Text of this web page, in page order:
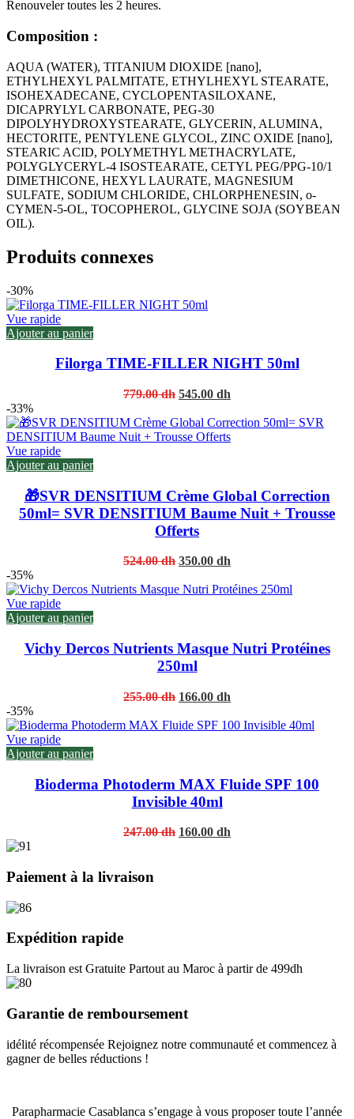
Renouveler toutes les 2 heures.
Composition :
AQUA (WATER), TITANIUM DIOXIDE [nano],
ETHYLHEXYL PALMITATE, ETHYLHEXYL STEARATE,
ISOHEXADECANE, CYCLOPENTASILOXANE,
DICAPRYLYL CARBONATE, PEG-30
DIPOLYHYDROXYSTEARATE, GLYCERIN, ALUMINA,
HECTORITE, PENTYLENE GLYCOL, ZINC OXIDE [nano],
STEARIC ACID, POLYMETHYL METHACRYLATE,
POLYGLYCERYL-4 ISOSTEARATE, CETYL PEG/PPG-10/1
DIMETHICONE, HEXYL LAURATE, MAGNESIUM
SULFATE, SODIUM CHLORIDE, CHLORPHENESIN, o-
CYMEN-5-OL, TOCOPHEROL, GLYCINE SOJA (SOYBEAN
OIL).
Produits connexes
-30%
Vue rapide
Ajouter au panier
Filorga TIME-FILLER NIGHT 50ml
779.00dh Original
was:
779.00 dh.
545.00 dh
is:
545.00 dh.
-33%
Vue rapide
Ajouter au panier
🎁SVR DENSITIUM Crème Global Correction
50ml= SVR DENSITIUM Baume Nuit + Trousse
Offerts
524.00dh Original
was:
350.00 dh
is:
-35%
Vue rapide
Ajouter au panier
Vichy Dercos Nutrients Masque Nutri Protéines
250ml
255.00dh Original
was:
166.00 dh
is:
-35%
Vue rapide
Ajouter au panier
Bioderma Photoderm MAX Fluide SPF 100
Invisible 40ml
247.00dh Original
160.00 dh
Paiement à la livraison
Expédition rapide
La livraison est Gratuite Partout au Maroc à partir de 499dh
Garantie de remboursement
idélité récompensée Rejoignez notre communauté et commencez à
gagner de belles réductions !
Parapharmacie Casablanca s’engage à vous proposer toute l’année